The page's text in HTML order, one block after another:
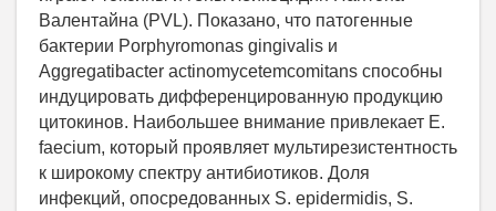
Валентайна (PVL). Показано, что патогенные
бактерии Porphyromonas gingivalis и
Aggregatibacter actinomycetemcomitans способны
индуцировать дифференцированную продукцию
цитокинов. Наибольшее внимание привлекает Е.
faecium, который проявляет мультирезистентность
к широкому спектру антибиотиков. Доля
инфекций, опосредованных S. epidermidis, S.